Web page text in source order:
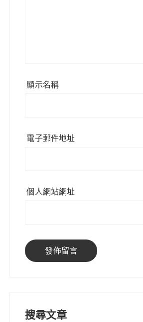
顯示名稱
電子郵件地址
個人網站網址
搜尋文章